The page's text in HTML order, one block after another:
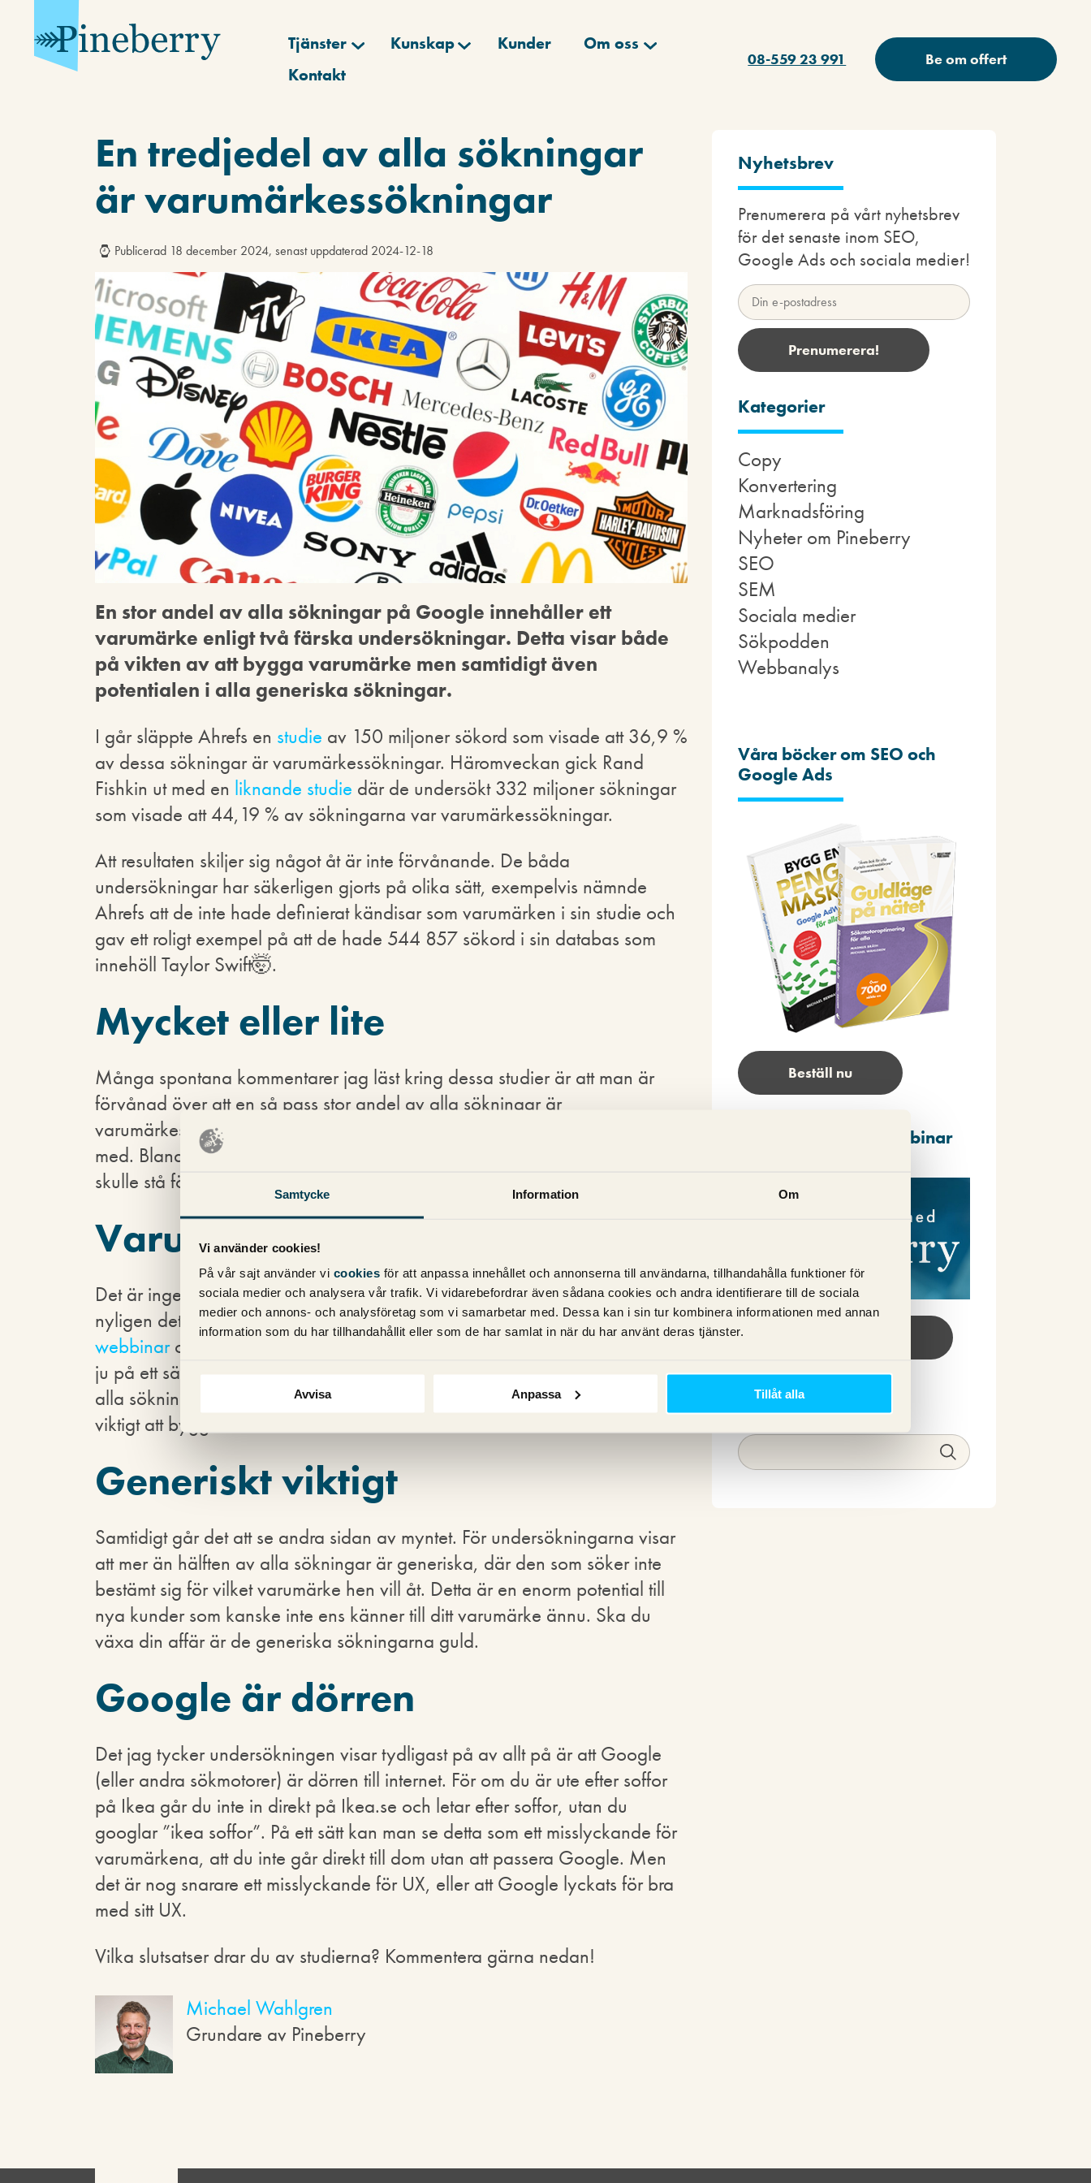
Samtycke Information Om
Vi använder cookies!
På vår sajt använder vi cookies för att anpassa innehållet och annonserna till användarna, tillhandahålla funktioner för
sociala medier och analysera vår trafik. Vi vidarebefordrar även sådana cookies och andra identifierare till de sociala
medier och annons- och analysföretag som vi samarbetar med. Dessa kan i sin tur kombinera informationen med annan
information som du har tillhandahållit eller som de har samlat in när du har använt deras tjänster.
Avvisa Anpassa Tillåt alla
Tjänster Kunskap Kunder
Om oss
Kontakt
08-559 23 991 Be om offert
En tredjedel av alla sökningar
är varumärkessökningar
Publicerad 18 december 2024, senast uppdaterad 2024-12-18
En stor andel av alla sökningar på Google innehåller ett
varumärke enligt två färska undersökningar. Detta visar både
på vikten av att bygga varumärke men samtidigt även
potentialen i alla generiska sökningar.
I går släppte Ahrefs en studie av 150 miljoner sökord som visade att 36,9 %
av dessa sökningar är varumärkessökningar. Häromveckan gick Rand
Fishkin ut med en liknande studie där de undersökt 332 miljoner sökningar
som visade att 44,19 % av sökningarna var varumärkessökningar.
Att resultaten skiljer sig något åt är inte förvånande. De båda
undersökningar har säkerligen gjorts på olika sätt, exempelvis nämnde
Ahrefs att de inte hade definierat kändisar som varumärken i sin studie och
gav ett roligt exempel på att de hade 544 857 sökord i sin databas som
innehöll Taylor Swift🤯.
Mycket eller lite
Många spontana kommentarer jag läst kring dessa studier är att man är
förvånad över att en så pass stor andel av alla sökningar är
varumärkessökningar. Men det finns de som är förvånade åt andra hållet
med. Bland annat hade Rand själv förväntat sig att varumärkessökningarna
skulle stå för cirka 2/3 av alla sökningar.
Varumärke viktigt
Det är ingen tvekan om att varumärke är viktigt i dagensSEO. Vi hade
nyligen detta som ämne iSökpoddenoch även i vårt senasteSEO-
webbinarom SEO i stora organisationer. Undersökningar som dessa stärker
ju på ett sätt betydelsen av varumärke ännu mer. När en så stor andel av
alla sökningar innehåller varumärken är det ingen tvekan om att det är
viktigt att bygga varumärke.
Generiskt viktigt
Samtidigt går det att se andra sidan av myntet. För undersökningarna visar
att mer än hälften av alla sökningar är generiska, där den som söker inte
bestämt sig för vilket varumärke hen vill åt. Detta är en enorm potential till
nya kunder som kanske inte ens känner till ditt varumärke ännu. Ska du
växa din affär är de generiska sökningarna guld.
Google är dörren
Det jag tycker undersökningen visar tydligast på av allt på är att Google
(eller andra sökmotorer) är dörren till internet. För om du är ute efter soffor
på Ikea går du inte in direkt på Ikea.se och letar efter soffor, utan du
googlar ”ikea soffor”. På ett sätt kan man se detta som ett misslyckande för
varumärkena, att du inte går direkt till dom utan att passera Google. Men
det är nog snarare ett misslyckande för UX, eller att Google lyckats för bra
med sitt UX.
Vilka slutsatser drar du av studierna? Kommentera gärna nedan!
Michael Wahlgren
Grundare av Pineberry
Nyhetsbrev
Prenumerera på vårt nyhetsbrev
för det senaste inom SEO,
Google Ads och sociala medier!
Kategorier
Copy
Konvertering
Marknadsföring
Nyheter om Pineberry
SEO
SEM
Sociala medier
Sökpodden
Webbanalys
Våra böcker om SEO och
Google Ads
Beställ nu
Repriser av våra webbinar
Sök